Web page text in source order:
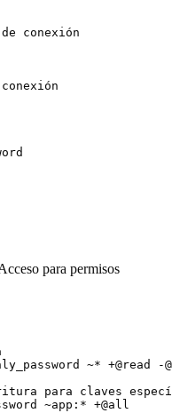
conexión
para permisos
~* +@read -
para claves
~app:* +@all